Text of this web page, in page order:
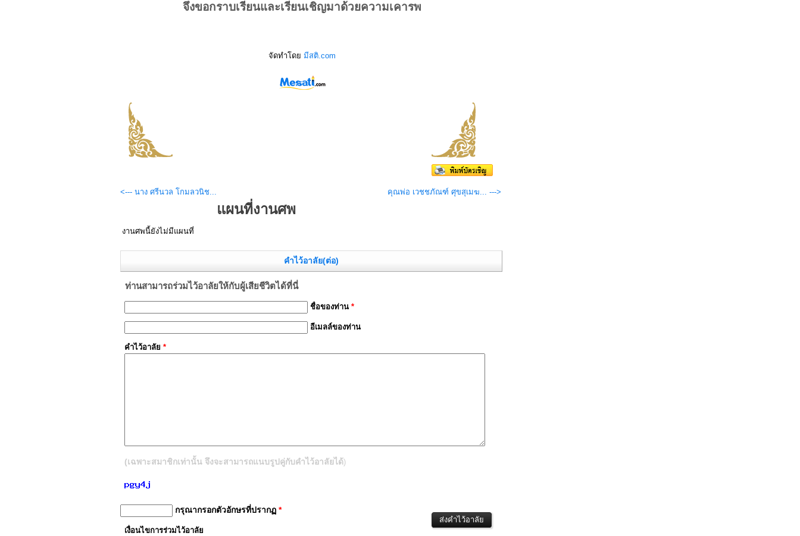
จึงขอกราบเรียนและเรียนเชิญมาด้วยความเคารพ
จัดทำโดย มีสติ.com
<--- นาง ศรีนวล โกมลวนิช... คุณพ่อ เวชชภัณฑ์ ศุขสุเมฆ... --->
แผนที่งานศพ
งานศพนี้ยังไม่มีแผนที่
คำไว้อาลัย(ต่อ)
ท่านสามารถร่วมไว้อาลัยให้กับผู้เสียชีวิตได้ที่นี่
ชื่อของท่าน*
อีเมลล์ของท่าน
คำไว้อาลัย *
(เฉพาะสมาชิกเท่านั้น จึงจะสามารถแนบรูปคู่กับคำไว้อาลัยได้)
กรุณากรอกตัวอักษรที่ปรากฏ *
เงื่อนไขการร่วมไว้อาลัย